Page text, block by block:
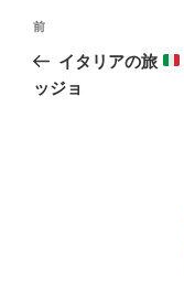
投
前
の
投
前
イタリアの旅
ッジョ